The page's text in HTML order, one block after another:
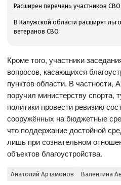
Расширен перечень участников
В Калужской области расширят
ветеранов СВО
Кроме того, участники
вопросов, касающихся
пунктов области. В частности,
поручил министерству спорта,
политики провести ревизию
сооружённых на бюджетные
что поддержание достойной
лишь при сознательном
объектов благоустройства.
Анатолий Артамонов Валентина